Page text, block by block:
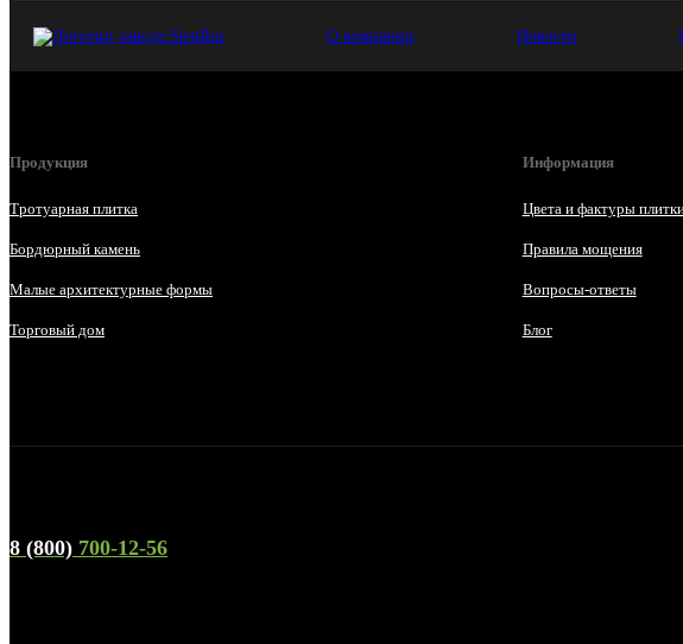
О компании Новости
Продукция
Тротуарная плитка
Бордюрный камень
Малые архитектурные формы
Торговый дом
Информация
Цвета и фактуры
Правила мощения
Вопросы-ответы
Блог
8 (800) 700-12-56